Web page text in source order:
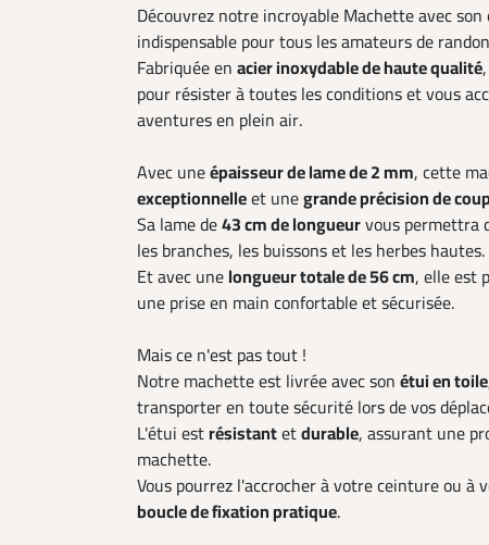
Découvrez notre incroyable Machette avec
indispensable pour tous les amateurs de
Fabriquée en acier inoxydable de haute qualité
pour résister à toutes les conditions et vous
aventures en plein air.
Avec uneépaisseur de lame de 2 mm, cette
exceptionnelleet unegrande précision de
Sa lame de43 cm de longueurvous permettra
les branches, les buissons et les herbes hautes.
Et avec une longueur totale de 56 cm, elle est
une prise en main confortable et sécurisée.
Mais ce n'est pas tout !
Notre machette est livrée avec son étui en toile
transporter en toute sécurité lors de vos
L'étui estrésistantetdurable, assurant une
machette.
Vous pourrez l'accrocher à votre ceinture ou à
boucle de fixation pratique.